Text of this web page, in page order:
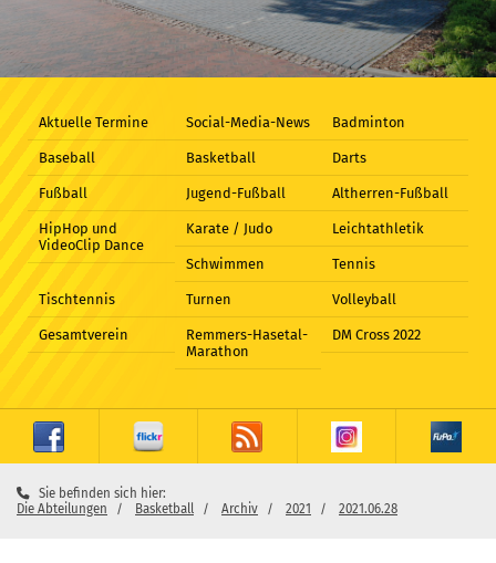
Aktuelle Termine Social-Media-News Badminton
Baseball Basketball Darts
Fußball Jugend-Fußball Altherren-Fußball
HipHop und
VideoClip Dance
Karate / Judo Leichtathletik
Schwimmen Tennis
Tischtennis Turnen Volleyball
Gesamtverein
Remmers-Hasetal-
Marathon
DM Cross 2022
Sie befinden sich hier:
Die Abteilungen
Basketball Archiv 2021 2021.06.28